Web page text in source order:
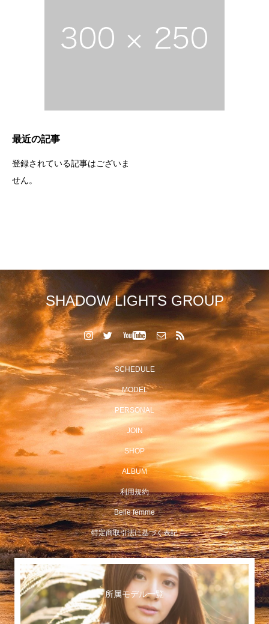
最近の記事
登録されている記事はございま
せん。
SHADOW LIGHTS GROUP
SCHEDULE
MODEL
PERSONAL
JOIN
SHOP
ALBUM
利用規約
Belle femme
特定商取引法に基づく表記
所属モデル一覧